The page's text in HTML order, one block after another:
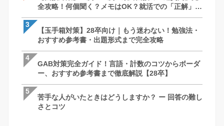
全攻略！何個聞く？メモはOK？就活での「正解」を
徹底解説｜27卒・28卒向け
3
【玉手箱対策】28卒向け｜もう迷わない！勉強法・
おすすめ参考書・出題形式まで完全攻略
4
GAB対策完全ガイド！言語・計数のコツからボーダ
ー、おすすめ参考書まで徹底解説【28卒】
5
苦手な人がいたときはどうしますか？ ー 回答の難し
さとコツ
全攻略！何個聞く？メモはOK？就活での
徹底解説｜27卒・28卒向け
3
最終面接って何聞かれるの？落ちる理由
社長を納得させる回答・逆質問と必須対
説
ケース面接とは？例題と解答パターン/対
で完全網羅！【28卒】
GAB対策完全ガイド！言語・計数のコツ
すすめ参考書・出題形式まで完全攻略
3
ケース面接とは？例題と解答パターン/対
で完全網羅！【28卒】
最終面接って何聞かれるの？落ちる理由
社長を納得させる回答・逆質問と必須対
説
苦手な人がいたときはどうしますか？ ー